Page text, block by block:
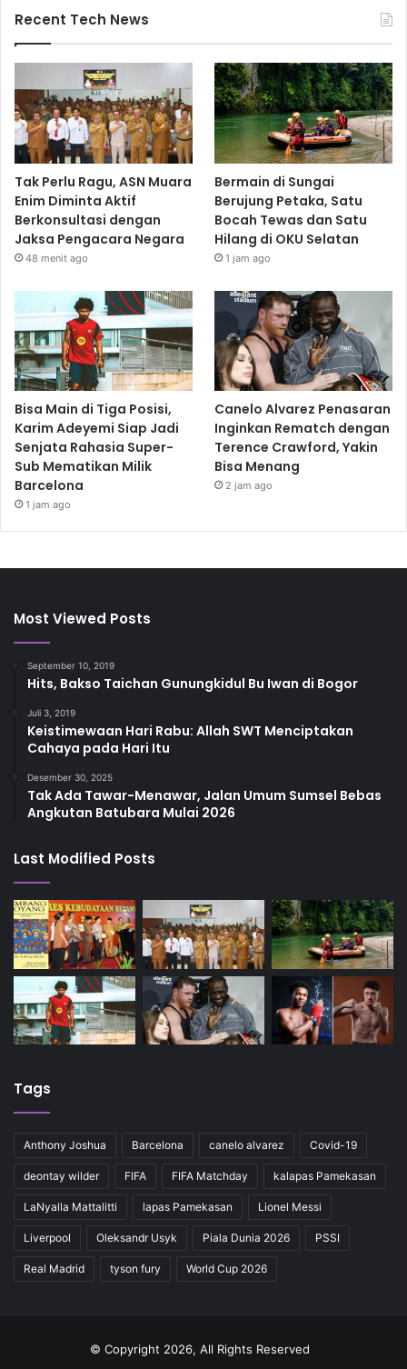
Recent Tech News
Tak Perlu Ragu, ASN Muara
Enim Diminta Aktif
Berkonsultasi dengan
Jaksa Pengacara Negara
48 menit ago
Bermain di Sungai
Berujung Petaka, Satu
Bocah Tewas dan Satu
Hilang di OKU Selatan
1 jam ago
Bisa Main di Tiga Posisi,
Karim Adeyemi Siap Jadi
Senjata Rahasia Super-
Sub Mematikan Milik
Barcelona
1 jam ago
Canelo Alvarez Penasaran
Inginkan Rematch dengan
Terence Crawford, Yakin
Bisa Menang
2 jam ago
Most Viewed Posts
September 10, 2019
Hits, Bakso Taichan Gunungkidul Bu Iwan di Bogor
Juli 3, 2019
Keistimewaan Hari Rabu: Allah SWT Menciptakan
Cahaya pada Hari Itu
Desember 30, 2025
Tak Ada Tawar-Menawar, Jalan Umum Sumsel Bebas
Angkutan Batubara Mulai 2026
Last Modified Posts
Tags
Anthony Joshua Barcelona canelo alvarez Covid-19
deontay wilder FIFA FIFA Matchday kalapas Pamekasan
LaNyalla Mattalitti lapas Pamekasan Lionel Messi
Liverpool Oleksandr Usyk Piala Dunia 2026 PSSI
Real Madrid tyson fury World Cup 2026
© Copyright 2026, All Rights Reserved